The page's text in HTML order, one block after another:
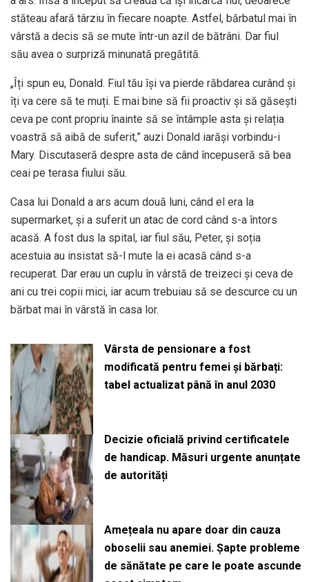
stăteau afară târziu în fiecare noapte. Astfel, bărbatul mai în
vârstă a decis să se mute într-un azil de bătrâni. Dar fiul
său avea o surpriză minunată pregătită.
„Îți spun eu, Donald. Fiul tău își va pierde răbdarea curând și
îți va cere să te muți. E mai bine să fii proactiv și să găsești
ceva pe cont propriu înainte să se întâmple asta și relația
voastră să aibă de suferit,” auzi Donald iarăși vorbindu-i
Mary. Discutaseră despre asta de când începuseră să bea
ceai pe terasa fiului său.
Casa lui Donald a ars acum două luni, când el era la
supermarket, și a suferit un atac de cord când s-a întors
acasă. A fost dus la spital, iar fiul său, Peter, și soția
acestuia au insistat să-l mute la ei acasă când s-a
recuperat. Dar erau un cuplu în vârstă de treizeci și ceva de
ani cu trei copii mici, iar acum trebuiau să se descurce cu un
bărbat mai în vârstă în casa lor.
Vârsta de pensionare a fost
modificată pentru femei și bărbați:
tabel actualizat până în anul 2030
Decizie oficială privind certificatele
de handicap. Măsuri urgente anunțate
de autorități
Amețeala nu apare doar din cauza
oboselii sau anemiei. Șapte probleme
de sănătate pe care le poate ascunde